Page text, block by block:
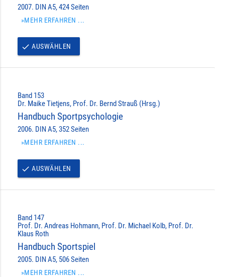
2007. DIN A5, 424 Seiten
»MEHR ERFAHREN ...
done AUSWÄHLEN
Band 153
Dr. Maike Tietjens, Prof. Dr. Bernd Strauß (Hrsg.)
Handbuch Sportpsychologie
2006. DIN A5, 352 Seiten
»MEHR ERFAHREN ...
done AUSWÄHLEN
Band 147
Prof. Dr. Andreas Hohmann, Prof. Dr. Michael Kolb, Prof. Dr.
Klaus Roth
Handbuch Sportspiel
2005. DIN A5, 506 Seiten
»MEHR ERFAHREN ...